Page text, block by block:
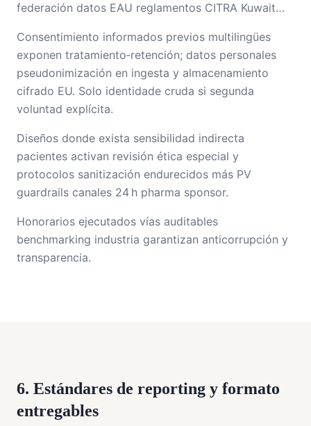
federación datos EAU reglamentos CITRA Kuwait…
Consentimiento informados previos multilingües
exponen tratamiento‑retención; datos personales
pseudonimización en ingesta y almacenamiento
cifrado EU. Solo identidade cruda si segunda
voluntad explícita.
Diseños donde exista sensibilidad indirecta
pacientes activan revisión ética especial y
protocolos sanitización endurecidos más PV
guardrails canales 24 h pharma sponsor.
Honorarios ejecutados vías auditables
benchmarking industria garantizan anticorrupción y
transparencia.
6. Estándares de reporting y formato
entregables